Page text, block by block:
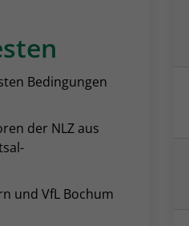
Bedingungen
der NLZ aus
und VfL Bochum